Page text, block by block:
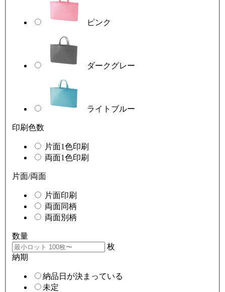
ピンク
ダークグレー
ライトブルー
印刷色数
片面1色印刷
両面1色印刷
片面/両面
片面印刷
両面同柄
両面別柄
数量
枚
納期
納品日が決まっている
未定